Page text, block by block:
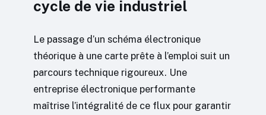
cycle de vie industriel
Le passage d’un schéma électronique
théorique à une carte prête à l’emploi suit un
parcours technique rigoureux. Une
entreprise électronique performante
maîtrise l’intégralité de ce flux pour garantir